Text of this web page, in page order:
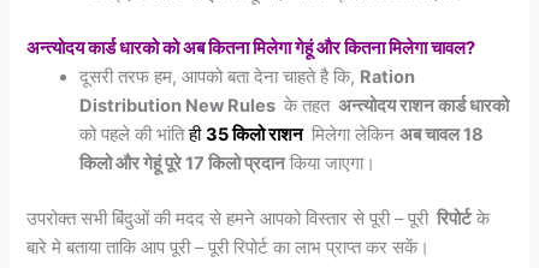
अन्त्योदय कार्ड धारको को अब कितना मिलेगा गेहूं और कितना मिलेगा चावल?
दूसरी तरफ हम, आपको बता देना चाहते है कि, Ration
Distribution New Rules के तहत अन्त्योदय राशन कार्ड धारको
को पहले की भांतिही35किलोराशन मिलेगा लेकिनअब चावल 18
किलो और गेहूं पूरे 17 किलो प्रदानकिया जाएगा।
उपरोक्त सभी बिंदुओं की मदद से हमने आपको विस्तार से पूरी – पूरी रिपोर्टके
बारे मे बताया ताकि आप पूरी – पूरी रिपोर्ट का लाभ प्राप्त कर सकें।